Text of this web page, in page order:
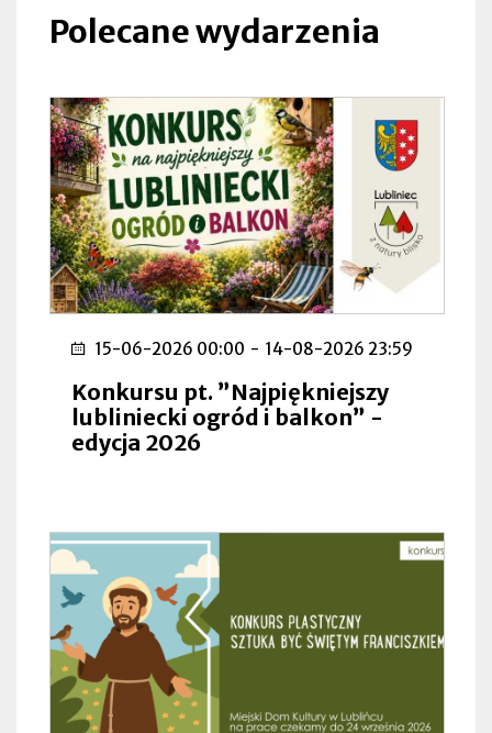
zakładce
Polecane wydarzenia
15-06-2026 00:00 - 14-08-2026 23:59
Konkursu pt. ”Najpiękniejszy
lubliniecki ogród i balkon” -
edycja 2026